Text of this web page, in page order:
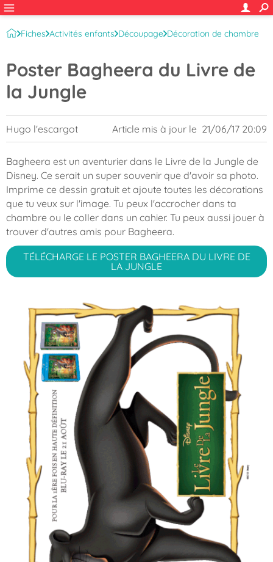
Fiches Activités enfants Découpage Décoration de chambre
Poster Bagheera du Livre de
la Jungle
Hugo l'escargot Article mis à jour le 21/06/17 20:09
Bagheera est un aventurier dans le Livre de la Jungle de
Disney. Ce serait un super souvenir que d'avoir sa photo.
Imprime ce dessin gratuit et ajoute toutes les décorations
que tu veux sur l'image. Tu peux l'accrocher dans ta
chambre ou le coller dans un cahier. Tu peux aussi jouer à
trouver d'autres amis pour Bagheera.
TÉLÉCHARGE LE POSTER BAGHEERA DU LIVRE DE
LA JUNGLE